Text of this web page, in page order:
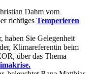
Dahm vom
richtiges Temperieren
Sie Gelegenheit
Klimareferentin beim
über das Thema